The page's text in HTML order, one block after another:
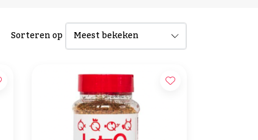
Sorteren op